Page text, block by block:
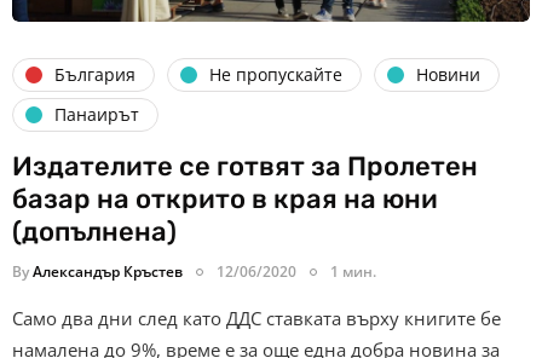
България Не пропускайте
Новини
Панаирът
Издателите се готвят за Пролетен
базар на открито в края на юни
(допълнена)
ByАлександър Кръстев 12/06/2020 1 мин.
Само два дни след като ДДС ставката върху книгите бе
намалена до 9%, време е за още една добра новина за